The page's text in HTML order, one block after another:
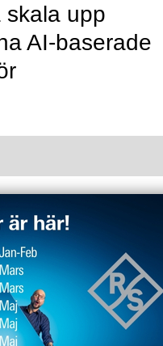
skala upp
AI-baserade